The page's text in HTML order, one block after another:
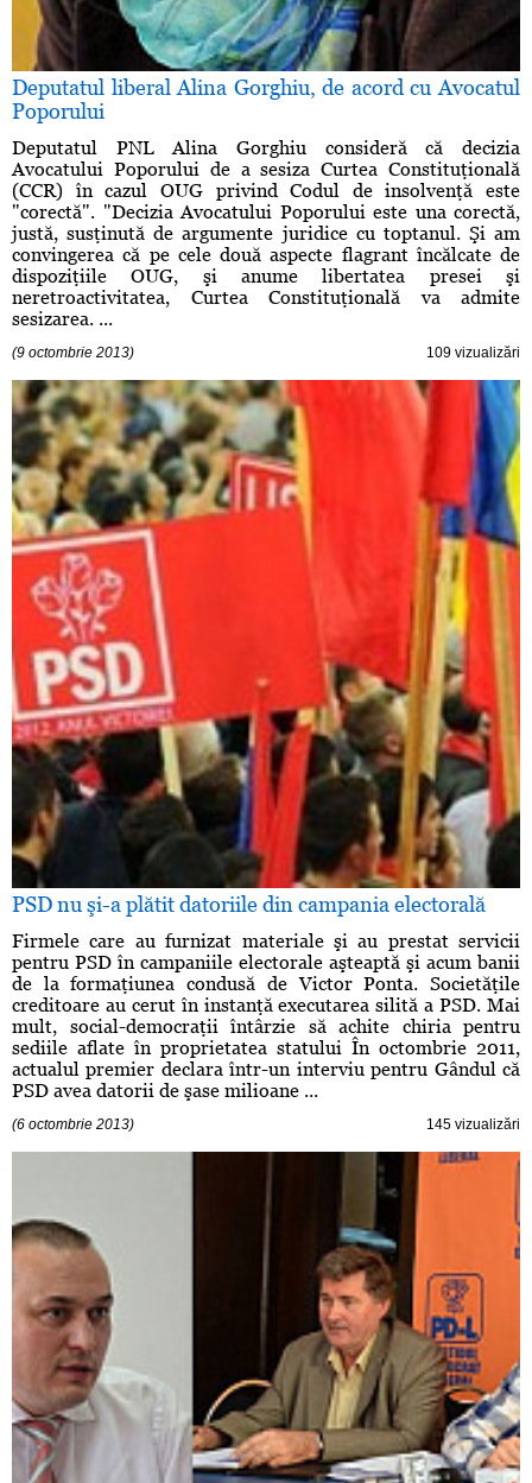
Deputatul liberal Alina Gorghiu, de acord cu Avocatul
Poporului
Deputatul PNL Alina Gorghiu consideră că decizia
Avocatului Poporului de a sesiza Curtea Constituţională
(CCR) în cazul OUG privind Codul de insolvenţă este
"corectă". "Decizia Avocatului Poporului este una corectă,
justă, susţinută de argumente juridice cu toptanul. Şi am
convingerea că pe cele două aspecte flagrant încălcate de
dispoziţiile OUG, şi anume libertatea presei şi
neretroactivitatea, Curtea Constituţională va admite
sesizarea. ...
(9 octombrie 2013) 109 vizualizări
PSD nu şi-a plătit datoriile din campania electorală
Firmele care au furnizat materiale şi au prestat servicii
pentru PSD în campaniile electorale aşteaptă şi acum banii
de la formaţiunea condusă de Victor Ponta. Societăţile
creditoare au cerut în instanţă executarea silită a PSD. Mai
mult, social-democraţii întârzie să achite chiria pentru
sediile aflate în proprietatea statului În octombrie 2011,
actualul premier declara într-un interviu pentru Gândul că
PSD avea datorii de şase milioane ...
(6 octombrie 2013) 145 vizualizări